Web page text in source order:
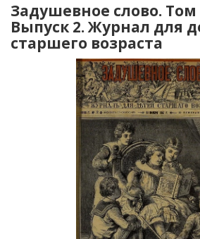
Задушевное слово. Том
Выпуск 2. Журнал для
старшего возраста